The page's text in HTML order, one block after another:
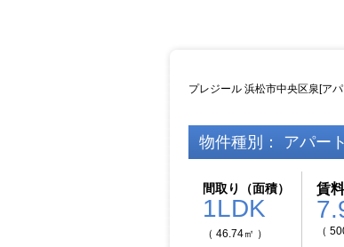
プレジール 浜松市中央区泉[ア
物件種別： アパート
間取り（面積）
1LDK
（ 46.74㎡ ）
賃
（